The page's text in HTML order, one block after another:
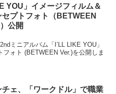
YOU」イメージフィルム＆
セプトフォト（BETWEEN
公開
ミニアルバム「I’LL LIKE YOU」
ォト (BETWEEN Ver.)を公開しま
チェ、「ワークドル」で職業